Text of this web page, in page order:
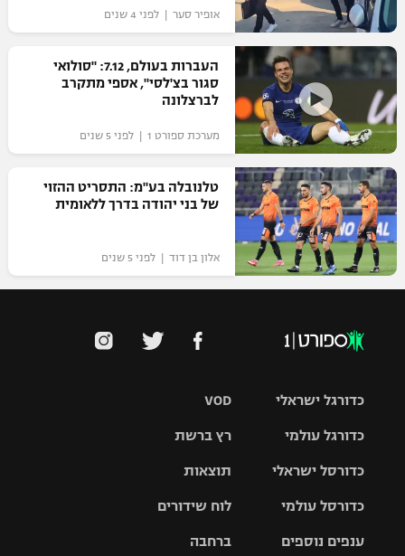
אופיר סער | לפני 4 שנים
העברות בעולם, 7.12: "סולואי
סגור בצ'לסי", אספי מתקרב
לברצלונה
מערכת ספורט 1 | לפני 5 שנים
טלנובלה בע"מ: התסריט ההזוי
של בני יהודה בדרך ללאומית
אלון בן דוד | לפני 5 שנים
VOD
רץ ברשת
תוצאות
לוח שידורים
ברחבה
כדורגל ישראלי
גביע הטוטו
כדורגל עולמי
האלופות
ליגה
כדורסל ישראלי
סל
כדורסל עולמי
ענפים נוספים